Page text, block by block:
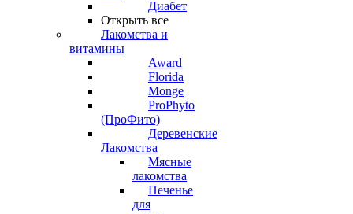
Диабет
Открыть все
Лакомства и
витамины
Award
Florida
Monge
ProPhyto
(ПроФито)
Деревенские
Лакомства
Мясные
лакомства
Печенье
для